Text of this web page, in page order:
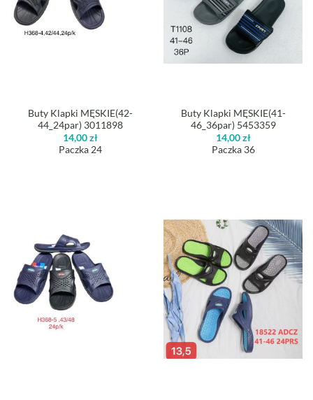
Buty Klapki MĘSKIE(42-
44_24par) 3011898
14,00zł
Paczka 24
Buty Klapki MĘSKIE(41-
46_36par) 5453359
14,00zł
Paczka 36